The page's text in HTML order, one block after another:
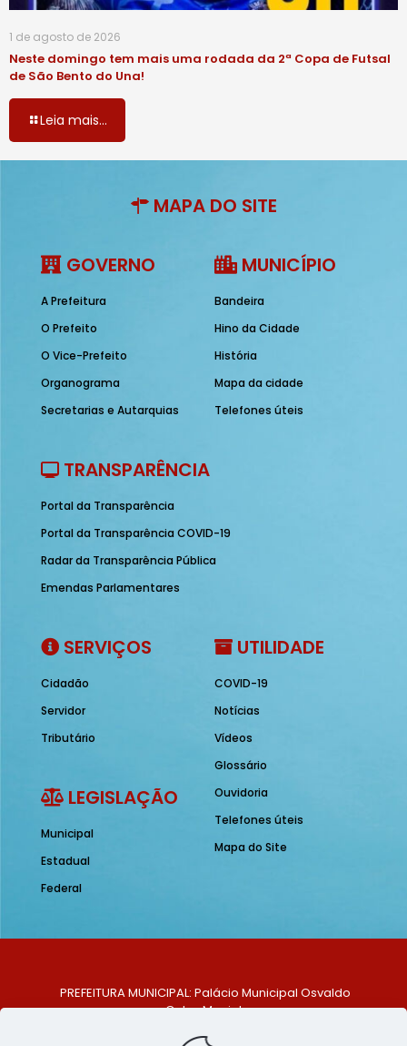
1 de agosto de 2026
Neste domingo tem mais uma rodada da 2ª Copa de Futsal
de São Bento do Una!
Leia mais...
MAPA DO SITE
GOVERNO
A Prefeitura
O Prefeito
O Vice-Prefeito
Organograma
Secretarias e Autarquias
MUNICÍPIO
Bandeira
Hino da Cidade
História
Mapa da cidade
Telefones úteis
TRANSPARÊNCIA
Portal da Transparência
Portal da Transparência COVID-19
Radar da Transparência Pública
Emendas Parlamentares
SERVIÇOS
Cidadão
Servidor
Tributário
LEGISLAÇÃO
Municipal
Estadual
Federal
UTILIDADE
COVID-19
Notícias
Vídeos
Glossário
Ouvidoria
Telefones úteis
Mapa do Site
PREFEITURA MUNICIPAL: Palácio Municipal Osvaldo
Celso Maciel